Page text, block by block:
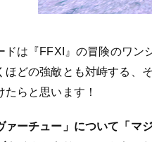
ドは『FFXI』の冒険のワン
ほどの強敵とも対峙する、
らと思います！
ァーチュー」について「